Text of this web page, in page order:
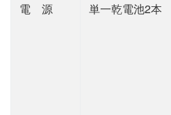
電 源
単一乾電池2本